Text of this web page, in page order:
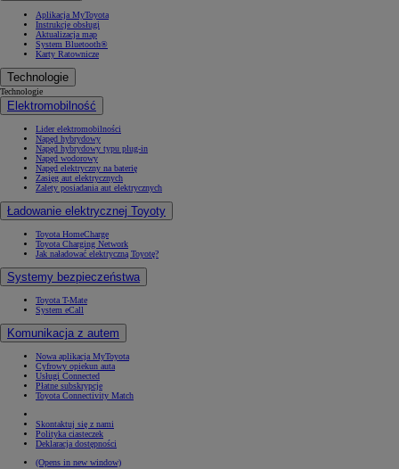
Aplikacja MyToyota
Instrukcje obsługi
Aktualizacja map
System Bluetooth®
Karty Ratownicze
Technologie
Technologie
Elektromobilność
Lider elektromobilności
Napęd hybrydowy
Napęd hybrydowy typu plug-in
Napęd wodorowy
Napęd elektryczny na baterię
Zasięg aut elektrycznych
Zalety posiadania aut elektrycznych
Ładowanie elektrycznej Toyoty
Toyota HomeCharge
Toyota Charging Network
Jak naładować elektryczną Toyotę?
Systemy bezpieczeństwa
Toyota T-Mate
System eCall
Komunikacja z autem
Nowa aplikacja MyToyota
Cyfrowy opiekun auta
Usługi Connected
Płatne subskrypcje
Toyota Connectivity Match
Skontaktuj się z nami
Polityka ciasteczek
Deklaracja dostępności
(Opens in new window)